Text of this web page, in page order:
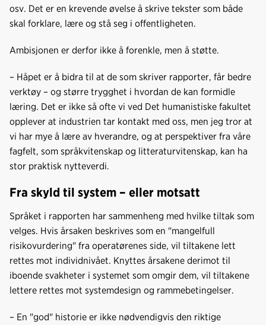
osv. Det er en krevende øvelse å skrive tekster som både
skal forklare, lære og stå seg i offentligheten.
Ambisjonen er derfor ikke å forenkle, men å støtte.
– Håpet er å bidra til at de som skriver rapporter, får bedre
verktøy – og større trygghet i hvordan de kan formidle
læring. Det er ikke så ofte vi ved Det humanistiske fakultet
opplever at industrien tar kontakt med oss, men jeg tror at
vi har mye å lære av hverandre, og at perspektiver fra våre
fagfelt, som språkvitenskap og litteraturvitenskap, kan ha
stor praktisk nytteverdi.
Fra skyld til system – eller motsatt
Språket i rapporten har sammenheng med hvilke tiltak som
velges. Hvis årsaken beskrives som en "mangelfull
risikovurdering" fra operatørenes side, vil tiltakene lett
rettes mot individnivået. Knyttes årsakene derimot til
iboende svakheter i systemet som omgir dem, vil tiltakene
lettere rettes mot systemdesign og rammebetingelser.
– En "god" historie er ikke nødvendigvis den riktige